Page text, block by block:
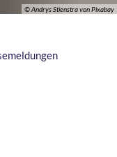
© Andrys Stienstra von Pixabay